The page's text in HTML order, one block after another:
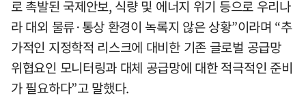
로 촉발된 국제안보, 식량 및 에너지 위기 등으로 우리나
라 대외 물류·통상 환경이 녹록지 않은 상황”이라며 “추
가적인 지정학적 리스크에 대비한 기존 글로벌 공급망
위협요인 모니터링과 대체 공급망에 대한 적극적인 준비
가 필요하다”고 말했다.